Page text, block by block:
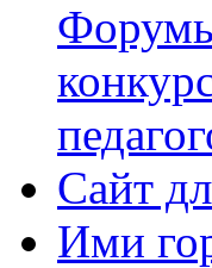
Сайт
Ими